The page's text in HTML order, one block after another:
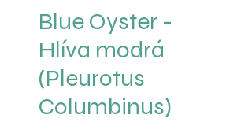
Blue Oyster -
Hlíva modrá
(Pleurotus
Columbinus)